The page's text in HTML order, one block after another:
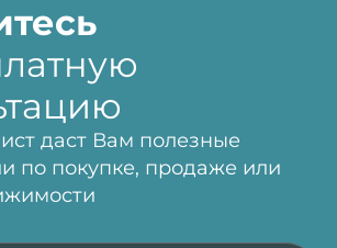
даст Вам полезные
по покупке, продаже или